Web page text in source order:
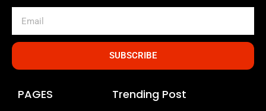
SUBSCRIBE
PAGES Trending Post